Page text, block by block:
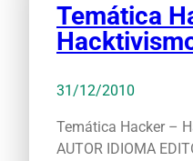
Temática
31/12/2010
Temática Hacker –
AUTOR IDIOMA